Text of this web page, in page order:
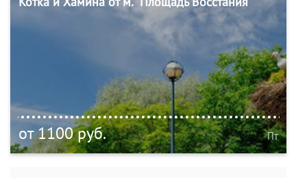
от 1100 руб. Пт